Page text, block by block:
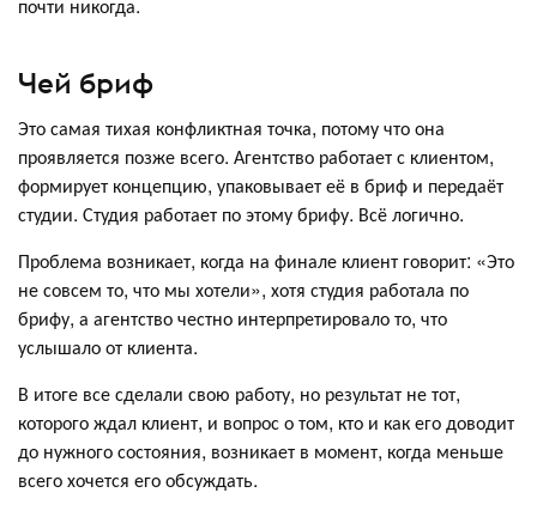
Чей бриф
Это самая тихая конфликтная точка, потому что она
проявляется позже всего. Агентство работает с клиентом,
формирует концепцию, упаковывает её в бриф и передаёт
студии. Студия работает по этому брифу. Всё логично.
Проблема возникает, когда на финале клиент говорит: «Это
не совсем то, что мы хотели», хотя студия работала по
брифу, а агентство честно интерпретировало то, что
услышало от клиента.
В итоге все сделали свою работу, но результат не тот,
которого ждал клиент, и вопрос о том, кто и как его доводит
до нужного состояния, возникает в момент, когда меньше
всего хочется его обсуждать.